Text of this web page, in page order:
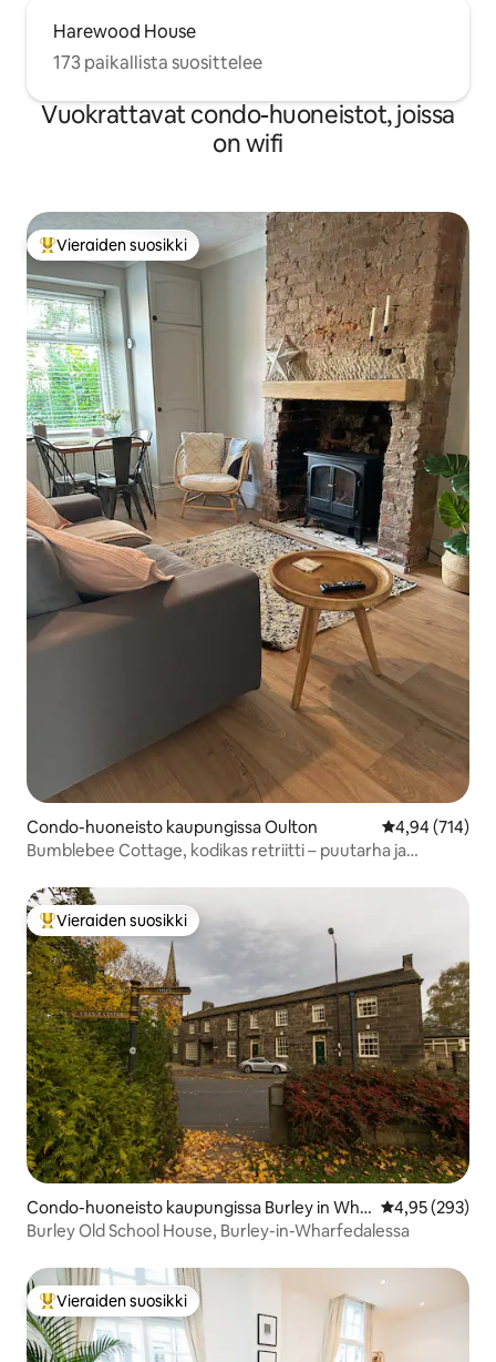
Harewood House
173 paikallista suosittelee
Vuokrattavat condo-huoneistot, joissa
on wifi
Vieraiden suosikkien parhaimmistoa
Vieraiden suosikki
Condo-huoneisto kaupungissa Oulton
4,94 (714)
Bumblebee Cottage, kodikas retriitti – puutarha ja
Vieraiden suosikkien parhaimmistoa
Vieraiden suosikki
Condo-huoneisto kaupungissa Burley in Wha
rfedale
4,95 (293)
Burley Old School House, Burley-in-Wharfedalessa
Vieraiden suosikkien parhaimmistoa
Vieraiden suosikki